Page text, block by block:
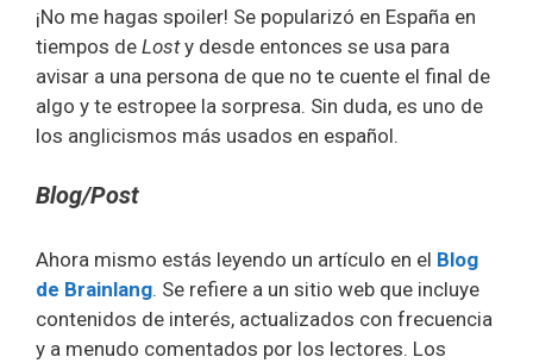
¡No me hagas spoiler! Se popularizó en España en
tiempos de Losty desde entonces se usa para
avisar a una persona de que no te cuente el final de
algo y te estropee la sorpresa. Sin duda, es uno de
los anglicismos más usados en español.
Blog/Post
Ahora mismo estás leyendo un artículo en el Blog
de Brainlang. Se refiere a un sitio web que incluye
contenidos de interés, actualizados con frecuencia
y a menudo comentados por los lectores. Los